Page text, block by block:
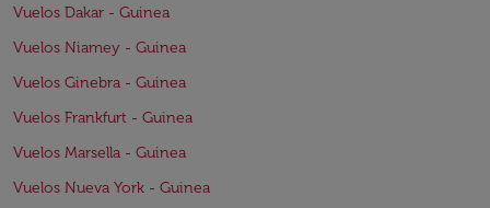
Vuelos Dakar - Guinea
Vuelos Niamey - Guinea
Vuelos Ginebra - Guinea
Vuelos Frankfurt - Guinea
Vuelos Marsella - Guinea
Vuelos Nueva York - Guinea